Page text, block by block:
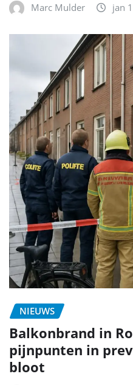
Marc Mulder jan
NIEUWS
Balkonbrand in
pijnpunten in
bloot